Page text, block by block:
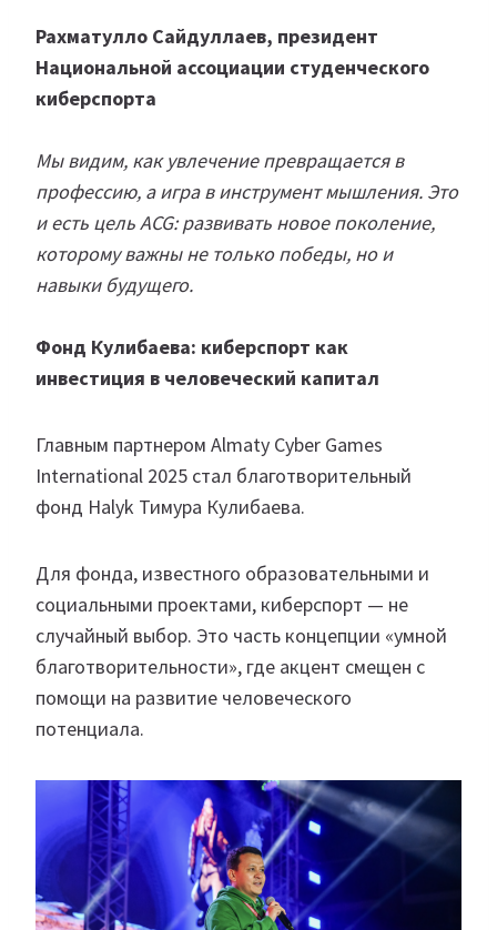
Рахматулло Сайдуллаев, президент
Национальной ассоциации студенческого
киберспорта
Мы видим, как увлечение превращается в
профессию, а игра в инструмент мышления. Это
и есть цель ACG: развивать новое поколение,
которому важны не только победы, но и
навыки будущего.
Фонд Кулибаева: киберспорт как
инвестиция в человеческий капитал
Главным партнером Almaty Cyber Games
International 2025 стал благотворительный
фонд Halyk Тимура Кулибаева.
Для фонда, известного образовательными и
социальными проектами, киберспорт — не
случайный выбор. Это часть концепции «умной
благотворительности», где акцент смещен с
помощи на развитие человеческого
потенциала.